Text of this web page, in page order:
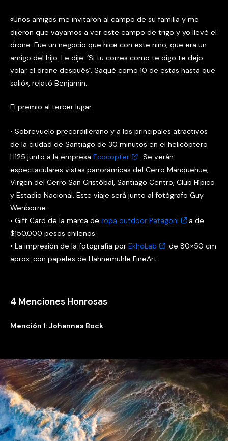
«Unos amigos me invitaron al campo de su familia y me
dijeron que vayamos a ver este campo de trigo y yo llevé el
drone. Fue un negocio que hice con este niño, que era un
amigo del hijo. Le dije: ´Si tu corres como te digo te dejo
volar el drone después´. Saqué como 10 de estas hasta que
salió», relató Benjamín.
El premio al tercer lugar:
• Sobrevuelo precordillerano y a los principales atractivos
de la ciudad de Santiago de 30 minutos en el helicóptero
H125 junto a la empresa Ecocopter
. Se verán
espectaculares vistas panorámicas del Cerro Manquehue,
Virgen del Cerro San Cristóbal, Santiago Centro, Club Hípico
y Estadio Nacional. Este viaje será junto al fotógrafo Guy
Wenborne.
• Gift Card de la marca de ropa outdoor Patagoni
a de
$150.000 pesos chilenos.
• La impresión de la fotografía por EkhoLab
de 80×50 cm
aprox. con papeles de Hahnemühle FineArt.
4 Menciones Honrosas
Mención 1: Johannes Bock